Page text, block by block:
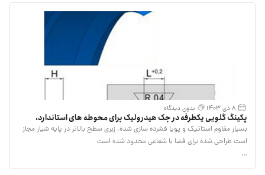
8 دی 1403 بدون دیدگاه
پکینگ گلویی یکطرفه در جک هیدرولیک برای محوطه های استاندارد،
مطابق با ISO 5597.
بسیار مقاوم استاتیک و پویا فشرده سازی شده، زبری سطح بالاتر در پایه شیار مجاز
است طراحی شده برای فضا با شعاعی محدود شده است
…